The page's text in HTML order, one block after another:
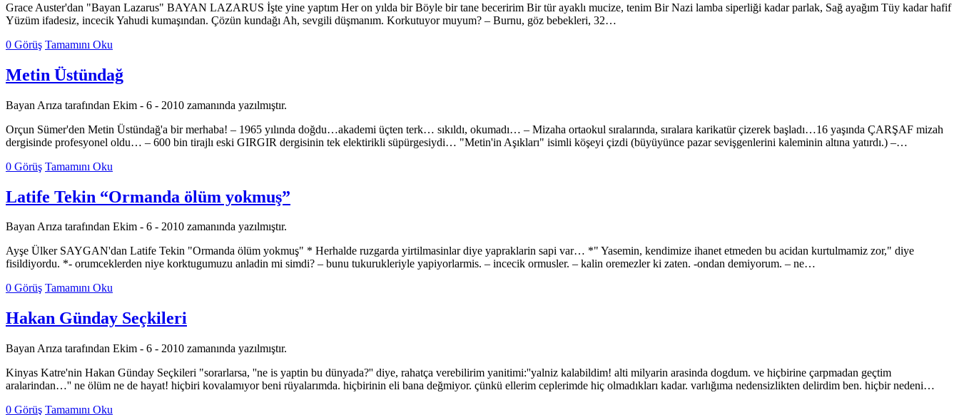
Grace Auster'dan "Bayan Lazarus" BAYAN LAZARUS İşte yine yaptım Her on yılda bir Böyle bir tane beceririm Bir tür ayaklı mucize, tenim Bir Nazi lamba siperliği kadar parlak, Sağ ayağım Tüy kadar hafif
Yüzüm ifadesiz, incecik Yahudi kumaşından. Çözün kundağı Ah, sevgili düşmanım. Korkutuyor muyum? – Burnu, göz bebekleri, 32…
0 Görüş Tamamını Oku
Metin Üstündağ
Bayan Arıza tarafından Ekim - 6 - 2010 zamanında yazılmıştır.
Orçun Sümer'den Metin Üstündağ'a bir merhaba! – 1965 yılında doğdu…akademi üçten terk… sıkıldı, okumadı… – Mizaha ortaokul sıralarında, sıralara karikatür çizerek başladı…16 yaşında ÇARŞAF mizah
dergisinde profesyonel oldu… – 600 bin tirajlı eski GIRGIR dergisinin tek elektirikli süpürgesiydi… "Metin'in Aşıkları" isimli köşeyi çizdi (büyüyünce pazar sevişgenlerini kaleminin altına yatırdı.) –…
0 Görüş Tamamını Oku
Latife Tekin “Ormanda ölüm yokmuş”
Bayan Arıza tarafından Ekim - 6 - 2010 zamanında yazılmıştır.
Ayşe Ülker SAYGAN'dan Latife Tekin "Ormanda ölüm yokmuş" * Herhalde ruzgarda yirtilmasinlar diye yapraklarin sapi var… *" Yasemin, kendimize ihanet etmeden bu acidan kurtulmamiz zor," diye
fisildiyordu. *- orumceklerden niye korktugumuzu anladin mi simdi? – bunu tukurukleriyle yapiyorlarmis. – incecik ormusler. – kalin oremezler ki zaten. -ondan demiyorum. – ne…
0 Görüş Tamamını Oku
Hakan Günday Seçkileri
Bayan Arıza tarafından Ekim - 6 - 2010 zamanında yazılmıştır.
Kinyas Katre'nin Hakan Günday Seçkileri "sorarlarsa, ''ne is yaptin bu dünyada?'' diye, rahatça verebilirim yanitimi:''yalniz kalabildim! alti milyarin arasinda dogdum. ve hiçbirine çarpmadan geçtim
aralarindan…'' ne ölüm ne de hayat! hiçbiri kovalamıyor beni rüyalarımda. hiçbirinin eli bana değmiyor. çünkü ellerim ceplerimde hiç olmadıkları kadar. varlığıma nedensizlikten delirdim ben. hiçbir nedeni…
0 Görüş Tamamını Oku